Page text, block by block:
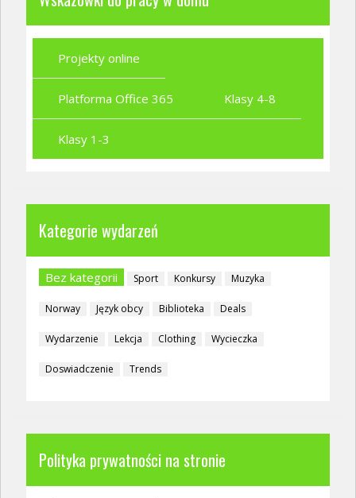
Projekty online
Platforma Office 365 Klasy 4-8
Klasy 1-3
Kategorie wydarzeń
Bez kategorii Sport Konkursy Muzyka
Norway Język obcy Biblioteka Deals
Wydarzenie Lekcja Clothing Wycieczka
Doswiadczenie Trends
Polityka prywatności na stronie